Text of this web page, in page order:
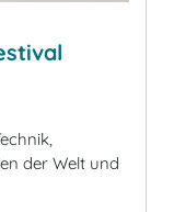
der Welt und